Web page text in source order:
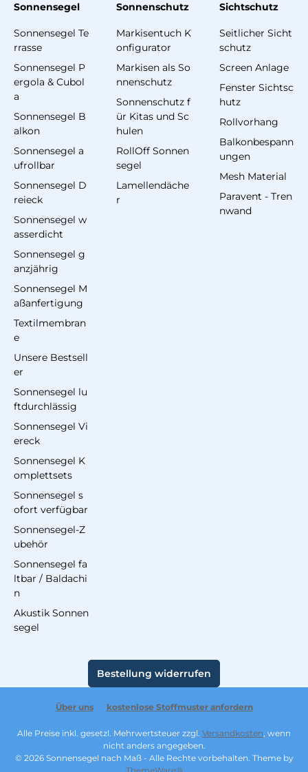
Sonnensegel
Sonnensegel Te
rrasse
Sonnensegel P
ergola & Cubol
a
Sonnensegel B
alkon
Sonnensegel a
ufrollbar
Sonnensegel D
reieck
Sonnensegel w
asserdicht
Sonnensegel g
anzjährig
Sonnensegel M
aßanfertigung
Textilmembran
e
Unsere Bestsell
er
Sonnensegel lu
ftdurchlässig
Sonnensegel Vi
ereck
Sonnensegel K
omplettsets
Sonnensegel s
ofort verfügbar
Sonnensegel-Z
ubehör
Sonnensegel fa
ltbar / Baldachi
n
Akustik Sonnen
segel
Sonnenschutz
Markisentuch K
onfigurator
Markisen als So
nnenschutz
Sonnenschutz f
ür Kitas und Sc
hulen
RollOff Sonnen
segel
Lamellendäche
r
Sichtschutz
Seitlicher Sicht
schutz
Screen Anlage
Fenster Sichtsc
hutz
Rollvorhang
Balkonbespann
ungen
Mesh Material
Paravent - Tren
nwand
Bestellung widerrufen
Über uns kostenlose Stoffmuster anfordern
Alle Preise inkl. gesetzl. Mehrwertsteuer zzgl. Versandkosten, wenn
nicht anders angegeben.
© 2026 Sonnensegel nach Maß - Alle Rechte vorbehalten. Theme by